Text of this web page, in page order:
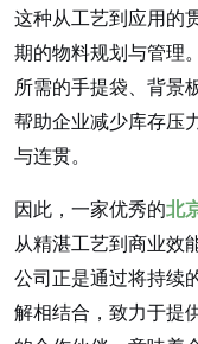
这种从工艺到应用的
期的物料规划与管理
所需的手提袋、背景
帮助企业减少库存压
与连贯。
因此，一家优秀的北
从精湛工艺到商业效
公司正是通过将持续
解相结合，致力于提